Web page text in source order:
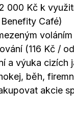
000 Kč k
Café)
(116 Kč /
a výuka cizích
běh,
akcie